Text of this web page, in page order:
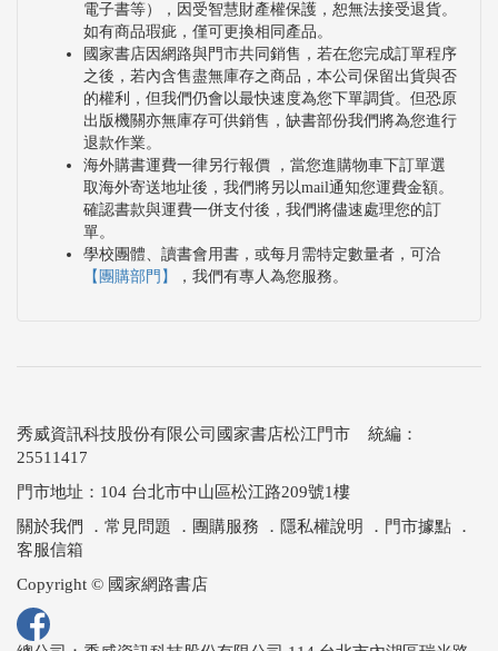
電子書等），因受智慧財產權保護，恕無法接受退貨。
如有商品瑕疵，僅可更換相同產品。
國家書店因網路與門市共同銷售，若在您完成訂單程序
之後，若內含售盡無庫存之商品，本公司保留出貨與否
的權利，但我們仍會以最快速度為您下單調貨。但恐原
出版機關亦無庫存可供銷售，缺書部份我們將為您進行
退款作業。
海外購書運費一律另行報價 ，當您進購物車下訂單選
取海外寄送地址後，我們將另以mail通知您運費金額。
確認書款與運費一併支付後，我們將儘速處理您的訂
單。
學校團體、讀書會用書，或每月需特定數量者，可洽
【團購部門】
，我們有專人為您服務。
秀威資訊科技股份有限公司國家書店松江門市 統編：
25511417
門市地址：104 台北市中山區松江路209號1樓
關於我們
． 常見問題 ． 團購服務 ． 隱私權說明 ． 門市據點 ．
客服信箱
Copyright © 國家網路書店